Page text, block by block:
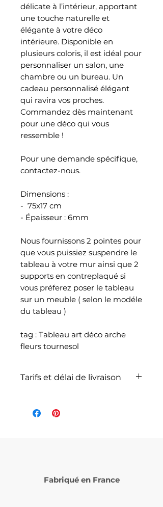
délicate à l’intérieur, apportant
une touche naturelle et
élégante à votre déco
intérieure. Disponible en
plusieurs coloris, il est idéal pour
personnaliser un salon, une
chambre ou un bureau. Un
cadeau personnalisé élégant
qui ravira vos proches.
Commandez dès maintenant
pour une déco qui vous
ressemble !
Pour une demande spécifique,
contactez-nous.
Dimensions :
- 75x17 cm
- Épaisseur : 6mm
Nous fournissons 2 pointes pour
que vous puissiez suspendre le
tableau à votre mur ainsi que 2
supports en contreplaqué si
vous préferez poser le tableau
sur un meuble ( selon le modéle
du tableau )
tag : Tableau art déco arche
fleurs tournesol
Tarifs et délai de livraison
comprise dans le prix de
de votre commande (
Fabriqué en France